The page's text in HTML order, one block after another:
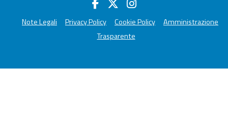
Note Legali Privacy Policy Cookie Policy
Amministrazione
Trasparente